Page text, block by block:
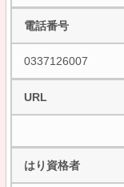
電話番号
0337126007
URL
はり資格者